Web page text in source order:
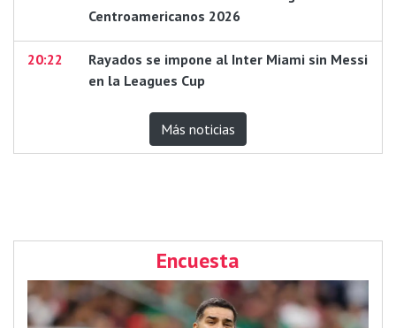
Centroamericanos 2026
20:22
Rayados se impone al Inter Miami sin Messi
en la Leagues Cup
Más noticias
Encuesta